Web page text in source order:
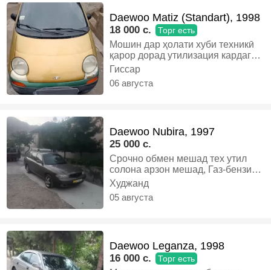
Daewoo Matiz (Standart), 1998
18 000 c. Торг есть
Мошин дар ҳолати хуби техникӣ
қарор дорад утилизация кардаги
хама хучатои Солона 💯 фоиз то
соли 2027 фавран фурухта
мешавад . Муомила камтар
Гиссар
06 августа
Daewoo Nubira, 1997
25 000 c.
Срочно обмен мешад тех утил
солона арзон мешад, Газ-бензин,
Механика, Универсал
Худжанд
05 августа
Daewoo Leganza, 1998
16 000 c. Торг есть